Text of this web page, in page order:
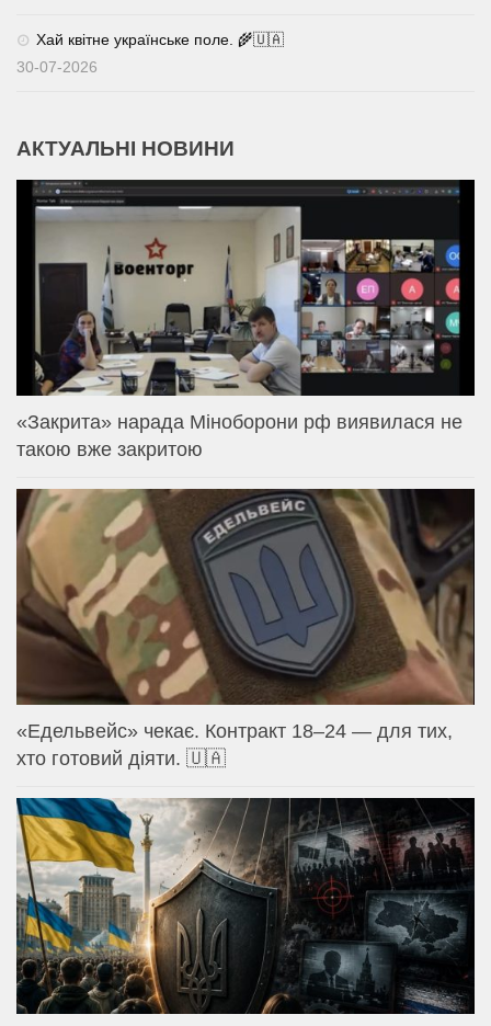
Хай квітне українське поле. 🌾🇺🇦
30-07-2026
АКТУАЛЬНІ НОВИНИ
«Закрита» нарада Міноборони рф виявилася не
такою вже закритою
«Едельвейс» чекає. Контракт 18–24 — для тих,
хто готовий діяти. 🇺🇦